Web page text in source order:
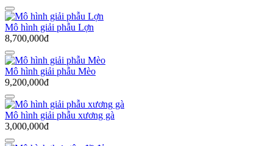
Mô hình giải phẫu Lợn
8,700,000đ
Mô hình giải phẫu Mèo
9,200,000đ
Mô hình giải phẫu xương gà
3,000,000đ